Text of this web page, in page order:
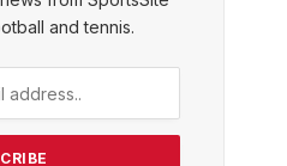
and tennis.